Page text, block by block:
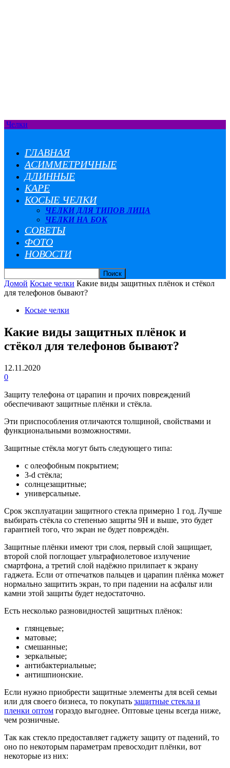
Челки
ГЛАВНАЯ
АСИММЕТРИЧНЫЕ
ДЛИННЫЕ
КАРЕ
КОСЫЕ ЧЕЛКИ
ЧЕЛКИ ДЛЯ ТИПОВ ЛИЦА
ЧЕЛКИ НА БОК
СОВЕТЫ
ФОТО
НОВОСТИ
Домой Косые челки Какие виды защитных плёнок и стёкол
для телефонов бывают?
Косые челки
Какие виды защитных плёнок и
стёкол для телефонов бывают?
12.11.2020
0
Защиту телефона от царапин и прочих повреждений
обеспечивают защитные плёнки и стёкла.
Эти приспособления отличаются толщиной, свойствами и
функциональными возможностями.
Защитные стёкла могут быть следующего типа:
с олеофобным покрытием;
3-d стёкла;
солнцезащитные;
универсальные.
Срок эксплуатации защитного стекла примерно 1 год. Лучше
выбирать стёкла со степенью защиты 9Н и выше, это будет
гарантией того, что экран не будет повреждён.
Защитные плёнки имеют три слоя, первый слой защищает,
второй слой поглощает ультрафиолетовое излучение
смартфона, а третий слой надёжно прилипает к экрану
гаджета. Если от отпечатков пальцев и царапин плёнка может
нормально защитить экран, то при падении на асфальт или
камни этой защиты будет недостаточно.
Есть несколько разновидностей защитных плёнок:
глянцевые;
матовые;
смешанные;
зеркальные;
антибактериальные;
антишпионские.
Если нужно приобрести защитные элементы для всей семьи
или для своего бизнеса, то покупать защитные стекла и
пленки оптом гораздо выгоднее. Оптовые цены всегда ниже,
чем розничные.
Так как стекло предоставляет гаджету защиту от падений, то
оно по некоторым параметрам превосходит плёнки, вот
некоторые из них: